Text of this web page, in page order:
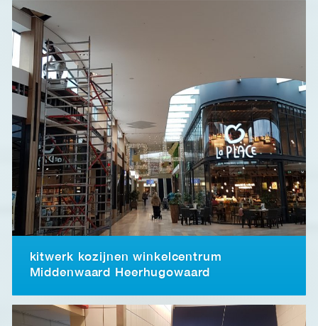
kitwerk kozijnen winkelcentrum
Middenwaard Heerhugowaard